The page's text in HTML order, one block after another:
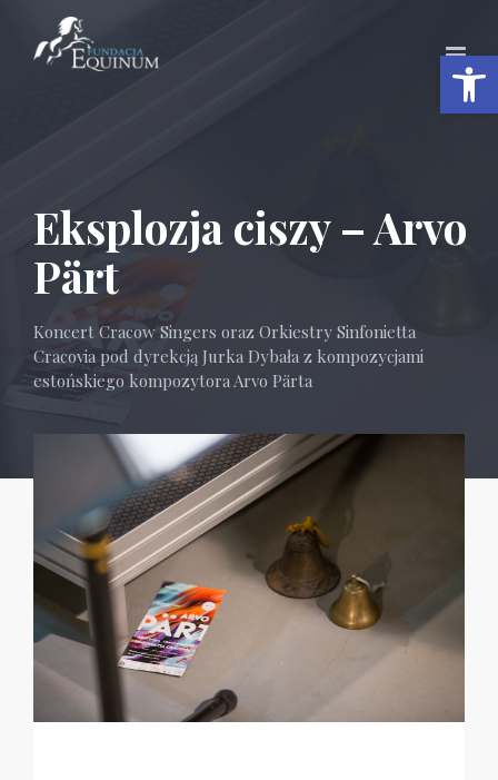
Eksplozja ciszy – Arvo
Pärt
Koncert Cracow Singers oraz Orkiestry Sinfonietta
Cracovia pod dyrekcją Jurka Dybała z kompozycjami
estońskiego kompozytora Arvo Pärta